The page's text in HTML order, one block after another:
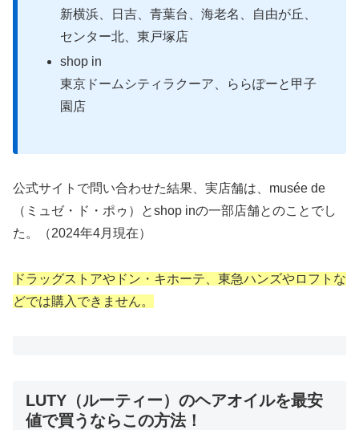
新横浜、日吉、青葉台、海老名、自由が丘、
センター北、東戸塚店
shop in
東京ドームシティラクーア、ららぽーと甲子
園店
公式サイトで問い合わせた結果、実店舗は、musée de
（ミュゼ・ド・ポゥ）とshop inの一部店舗とのことでし
た。（2024年4月現在）
ドラッグストアやドン・キホーテ、東急ハンズやロフトな
どでは購入できません。
LUTY（ルーティー）のヘアオイルを最安
値で買うならこの方法！